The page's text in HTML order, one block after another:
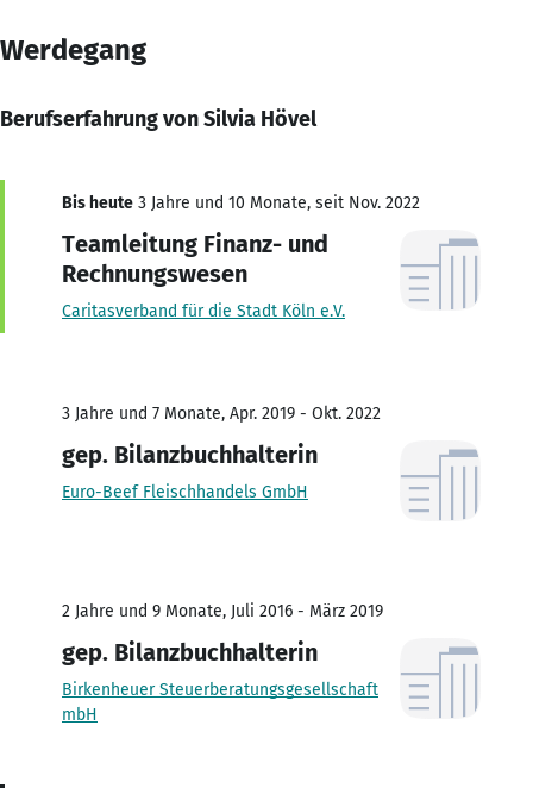
Werdegang
Berufserfahrung von Silvia Hövel
Bis heute 3 Jahre und 10 Monate, seit Nov. 2022
Teamleitung Finanz- und
Rechnungswesen
Caritasverband für die Stadt Köln e.V.
3 Jahre und 7 Monate, Apr. 2019 - Okt. 2022
gep. Bilanzbuchhalterin
Euro-Beef Fleischhandels GmbH
2 Jahre und 9 Monate, Juli 2016 - März 2019
gep. Bilanzbuchhalterin
Birkenheuer Steuerberatungsgesellschaft
mbH